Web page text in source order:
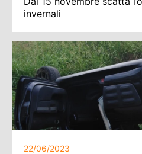
invernali
22/06/2023